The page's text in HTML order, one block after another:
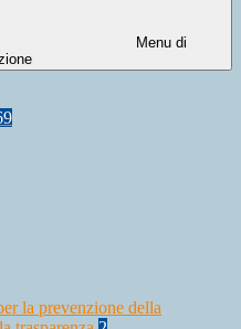
Menu di
la prevenzione della